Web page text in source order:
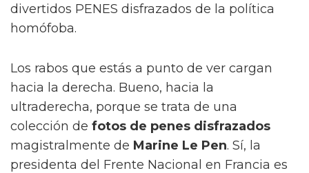
divertidos PENES disfrazados de la política
homófoba.
Los rabos que estás a punto de ver cargan
hacia la derecha. Bueno, hacia la
ultraderecha, porque se trata de una
colección de fotos de penes disfrazados
magistralmente de Marine Le Pen. Sí, la
presidenta del Frente Nacional en Francia es